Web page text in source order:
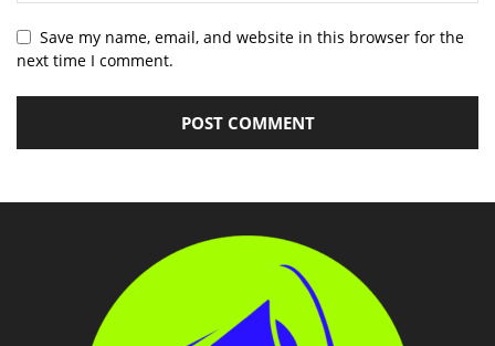
Save my name, email, and website in this browser for the
next time I comment.